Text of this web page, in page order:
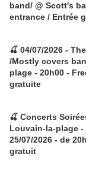
band/ @ Scott's
entrance / Entrée
🍒 04/07/2026 -
/Mostly covers
plage - 20h00 -
gratuite
🍒 Concerts
Louvain-la-plage -
25/07/2026 - de
gratuit